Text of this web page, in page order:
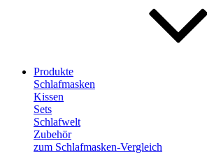
Produkte
Schlafmasken
Kissen
Sets
Schlafwelt
Zubehör
zum Schlafmasken-Vergleich